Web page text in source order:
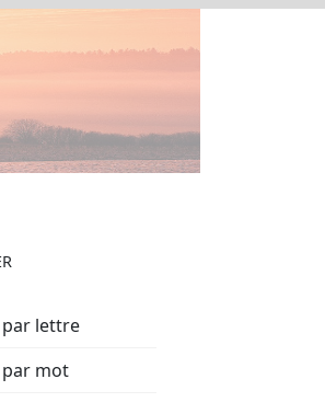
Bibliothèque
par lettre
par mot